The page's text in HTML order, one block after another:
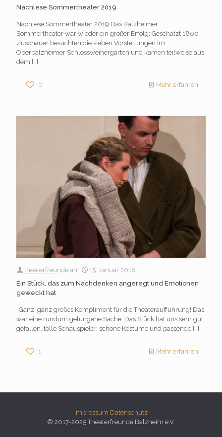
Nachlese Sommertheater 2019
Nachlese Sommertheater 2019 Das Balzheimer
Sommertheater war wieder ein großer Erfolg: Geschätzt 1800
Zuschauer besuchten die sieben Vorstellungen im
Oberbalzheimer Schlossweihergarten und kamen teilweise aus
dem […]
0 Mehr erfahren
theaterfreunde am
15. Januar 2018
Ein Stück, das zum Nachdenken angeregt und Emotionen
geweckt hat
„Ganz, ganz großes Kompliment für die Theateraufführung! Das
war eine rundum gelungene Sache. Das Stück hat uns sehr gut
gefallen, tolle Schauspieler, schöne Kostüme und passende […]
1 Mehr erfahren
Impressum Datenschutz
© 2017-2025 Theaterfreunde Balzheim e.V.